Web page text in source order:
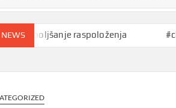
NEWS raspoloženja #cheerUp